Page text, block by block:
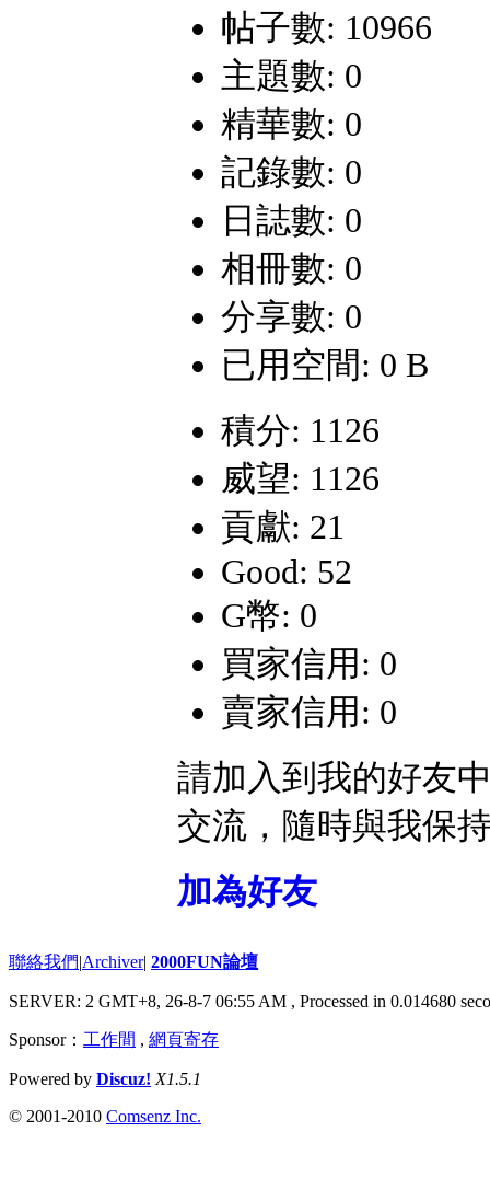
帖子數: 10966
主題數: 0
精華數: 0
記錄數: 0
日誌數: 0
相冊數: 0
分享數: 0
已用空間: 0 B
積分: 1126
威望: 1126
貢獻: 21
Good: 52
G幣: 0
買家信用: 0
賣家信用: 0
請加入到我的好友
交流，隨時與我保
加為好友
聯絡我們|Archiver| 2000FUN論壇
SERVER: 2 GMT+8, 26-8-7 06:55 AM , Processed in 0.014680
Sponsor： 工作間 , 網頁寄存
Powered by Discuz! X1.5.1
© 2001-2010 Comsenz Inc.